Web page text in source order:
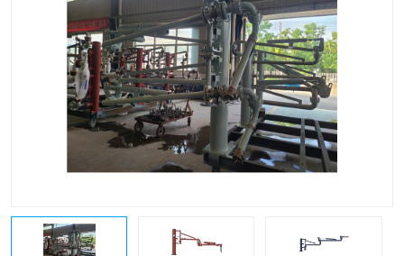
流体装卸臂 输油臂
撬装鹤管 汽车鹤管
火车鹤管